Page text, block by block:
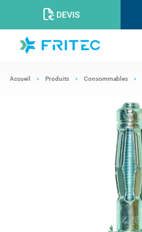
DEVIS
Accueil Produits Consommables